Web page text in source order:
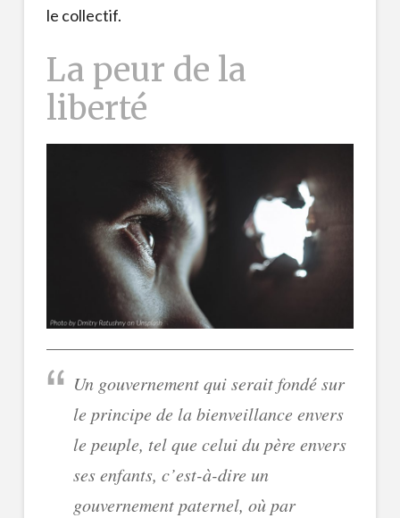
le collectif.
La peur de la
liberté
Un gouvernement qui serait fondé sur
le principe de la bienveillance envers
le peuple, tel que celui du père envers
ses enfants, c’est-à-dire un
gouvernement paternel, où par